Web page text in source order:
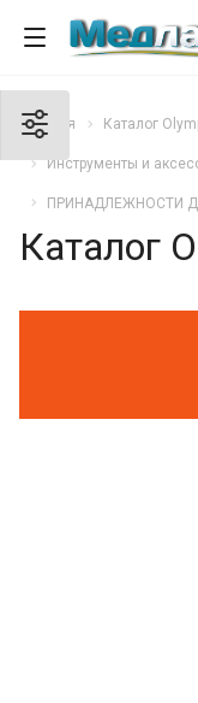
Главная Каталог
Инструменты и
ПРИНАДЛЕЖНОСТИ
Каталог